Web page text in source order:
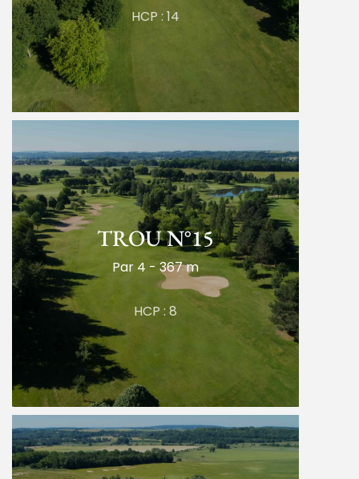
HCP : 14
TROU N°15
Par 4 - 367 m
HCP : 8